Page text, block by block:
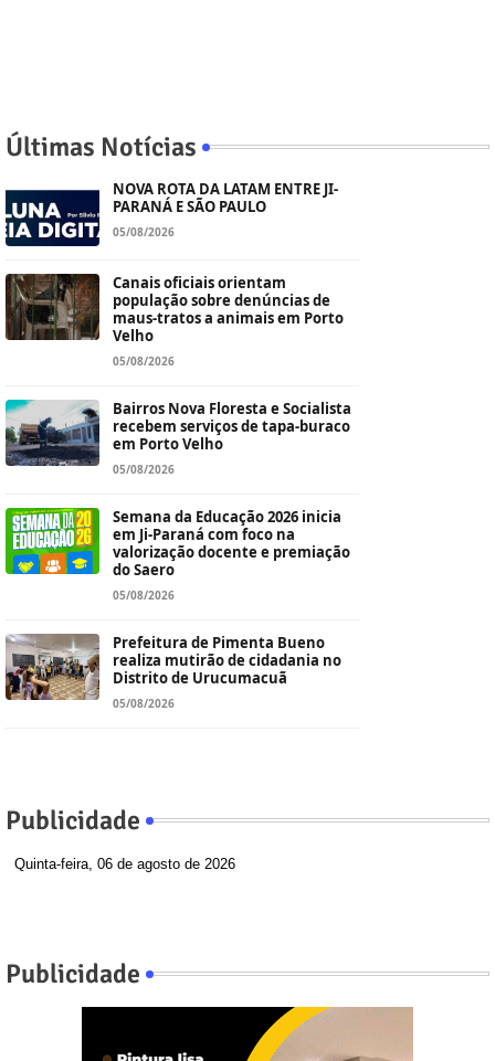
Últimas Notícias
NOVA ROTA DA LATAM ENTRE JI-
PARANÁ E SÃO PAULO
05/08/2026
Canais oficiais orientam
população sobre denúncias de
maus-tratos a animais em Porto
Velho
05/08/2026
Bairros Nova Floresta e Socialista
recebem serviços de tapa-buraco
em Porto Velho
05/08/2026
Semana da Educação 2026 inicia
em Ji-Paraná com foco na
valorização docente e premiação
do Saero
05/08/2026
Prefeitura de Pimenta Bueno
realiza mutirão de cidadania no
Distrito de Urucumacuã
05/08/2026
Publicidade
Quinta-feira, 06 de agosto de 2026
Publicidade